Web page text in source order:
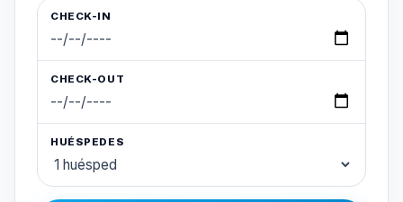
CHECK-IN
CHECK-OUT
HUÉSPEDES